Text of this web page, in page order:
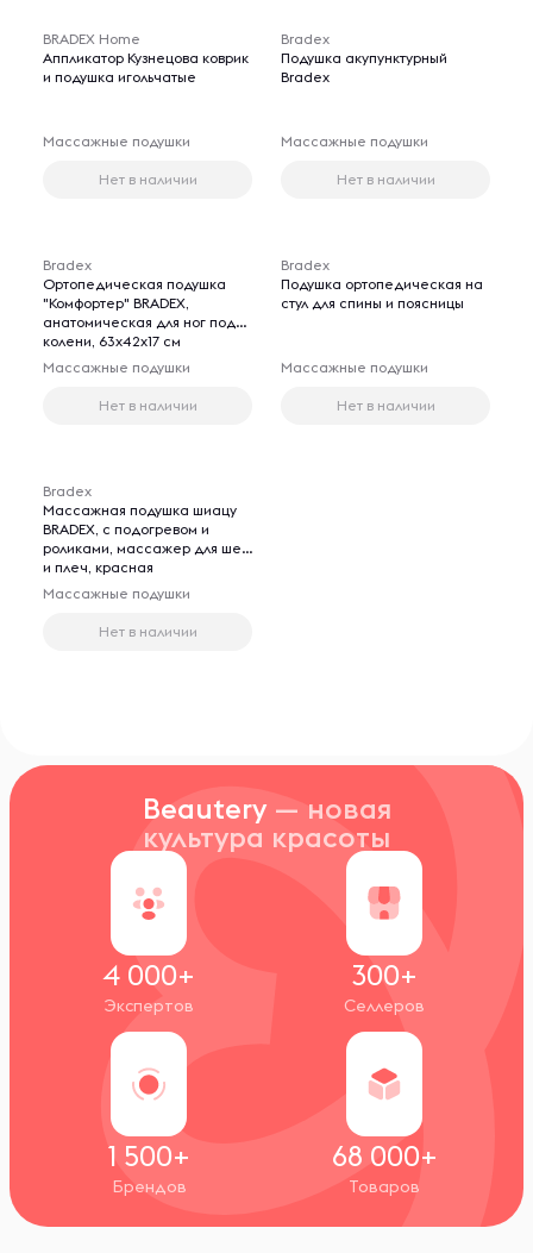
BRADEX Home
Аппликатор Кузнецова коврик
и подушка игольчатые
Массажные подушки
Нет в наличии
Bradex
Подушка акупунктурный
Bradex
Массажные подушки
Нет в наличии
Bradex
Ортопедическая подушка
"Комфортер" BRADEX,
анатомическая для ног под
колени, 63х42х17 см
Массажные подушки
Нет в наличии
Bradex
Подушка ортопедическая на
стул для спины и поясницы
Массажные подушки
Нет в наличии
Bradex
Массажная подушка шиацу
BRADEX, с подогревом и
роликами, массажер для шеи
и плеч, красная
Массажные подушки
Нет в наличии
Beautery — новая
культура красоты
4 000+
Экспертов
300+
Селлеров
1 500+
Брендов
68 000+
Товаров